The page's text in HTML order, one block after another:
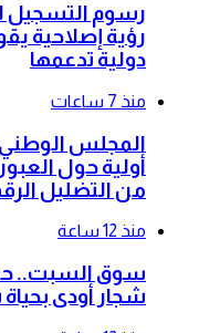
رسوم التسجيل
رؤية إصلاحية
دولية تدعمها
منذ 7 ساعات
المجلس
أولية حول
من التضليل
منذ 12 ساعة
سوق السبت..
شجار أودى بحياة